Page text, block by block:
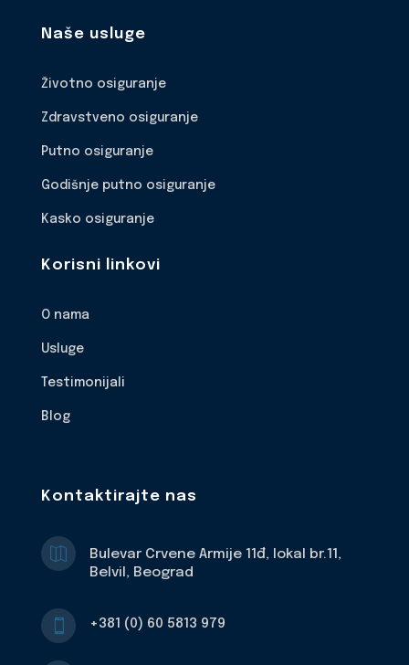
Naše usluge
Životno osiguranje
Zdravstveno osiguranje
Putno osiguranje
Godišnje putno osiguranje
Kasko osiguranje
Korisni linkovi
O nama
Usluge
Testimonijali
Blog
Kontaktirajte nas

Bulevar Crvene Armije 11đ, lokal br.11,
Belvil, Beograd
 +381 (0) 60 5813 979